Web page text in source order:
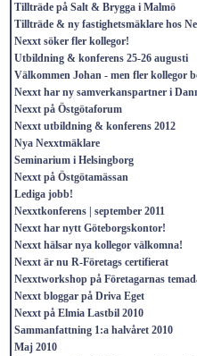
Tillträde på Salt & Brygga i Malmö
Tillträde & ny fastighetsmäklare hos
Nexxt söker fler kollegor!
Utbildning & konferens 25-26 augusti
Välkommen Johan - men fler kollegor
Nexxt har ny samverkanspartner i
Nexxt på Östgötaforum
Nexxt utbildning & konferens 2012
Nya Nexxtmäklare
Seminarium i Helsingborg
Nexxt på Östgötamässan
Lediga jobb!
Nexxtkonferens | september 2011
Nexxt har nytt Göteborgskontor!
Nexxt hälsar nya kollegor välkomna!
Nexxt är nu R-Företags certifierat
Nexxtworkshop på Företagarnas
Nexxt bloggar på Driva Eget
Nexxt på Elmia Lastbil 2010
Sammanfattning 1:a halvåret 2010
Maj 2010